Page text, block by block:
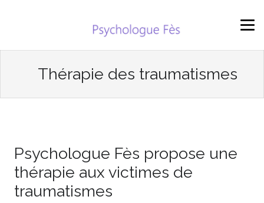
Thérapie des traumatismes
Psychologue Fès propose une
thérapie aux victimes de
traumatismes